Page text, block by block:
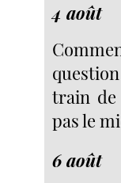
4 août
train de
pas le
6 août